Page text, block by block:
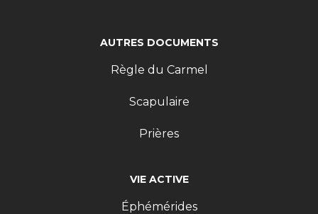
VIE ACTIVE
Éphémérides
AUTRES DOCUMENTS
Règle du Carmel
Scapulaire
Prières